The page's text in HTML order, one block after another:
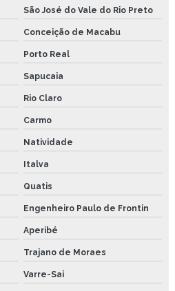
gota
gota
conta gota
correntes industriais
industrial
1100°c
moldes plasticos
São José do Vale do Rio Preto
Conceição de Macabu
Porto Real
Sapucaia
Rio Claro
Carmo
Natividade
Italva
Quatis
Engenheiro Paulo de Frontin
Aperibé
Trajano de Moraes
Varre-Sai